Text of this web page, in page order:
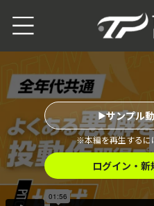
※本編を再生するに
サンプル
ログイン・